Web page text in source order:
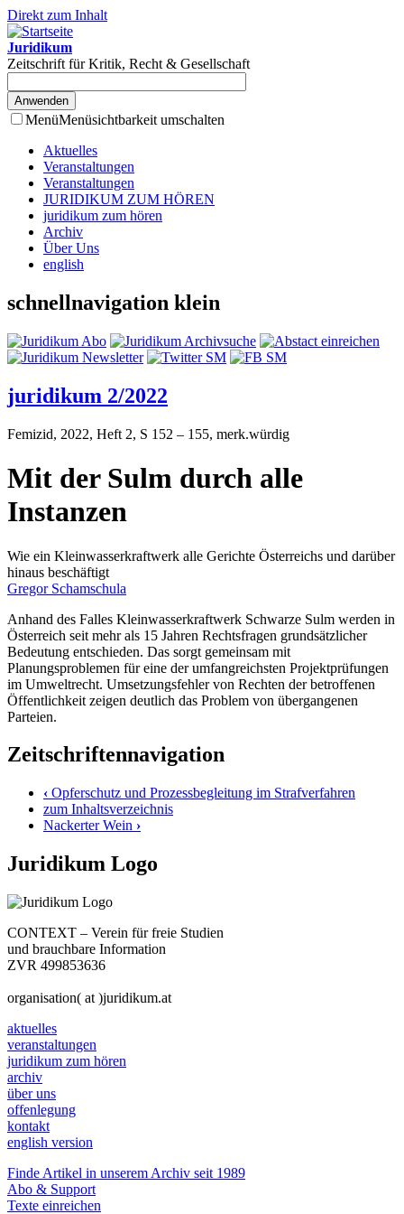
Direkt zum Inhalt
Juridikum
Zeitschrift für Kritik, Recht & Gesellschaft
MenüMenüsichtbarkeit umschalten
Aktuelles
Veranstaltungen
Veranstaltungen
JURIDIKUM ZUM HÖREN
juridikum zum hören
Archiv
Über Uns
english
schnellnavigation klein
juridikum 2/2022
Femizid, 2022, Heft 2, S 152 – 155, merk.würdig
Mit der Sulm durch alle
Instanzen
Wie ein Kleinwasserkraftwerk alle Gerichte Österreichs und darüber
hinaus beschäftigt
Gregor Schamschula
Anhand des Falles Kleinwasserkraftwerk Schwarze Sulm werden in
Österreich seit mehr als 15 Jahren Rechtsfragen grundsätzlicher
Bedeutung entschieden. Das sorgt gemeinsam mit
Planungsproblemen für eine der umfangreichsten Projektprüfungen
im Umweltrecht. Umsetzungsfehler von Rechten der betroffenen
Öffentlichkeit zeigen deutlich das Problem von übergangenen
Parteien.
Zeitschriftennavigation
‹ Opferschutz und Prozessbegleitung im Strafverfahren
zum Inhaltsverzeichnis
Nackerter Wein ›
Juridikum Logo
CONTEXT – Verein für freie Studien
und brauchbare Information
ZVR 499853636
organisation( at )juridikum.at
aktuelles
veranstaltungen
juridikum zum hören
archiv
über uns
offenlegung
kontakt
english version
Finde Artikel in unserem Archiv seit 1989
Abo & Support
Texte einreichen